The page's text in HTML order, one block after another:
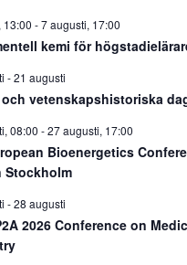
13:00 -7 augusti, 17:00
kemi för
-21 augusti
vetenskapshistoriska
08:00 -27 augusti, 17:00
Bioenergetics
Stockholm
-28 augusti
2026 Conference on